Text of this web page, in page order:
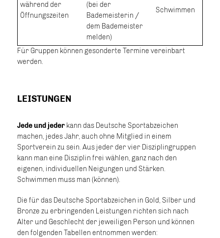
während der
Öffnungszeiten
(bei der
Bademeisterin /
dem Bademeister
melden)
Schwimmen
Für Gruppen können gesonderte Termine vereinbart
werden.
LEISTUNGEN
Jede und jeder kann das Deutsche Sportabzeichen
machen, jedes Jahr, auch ohne Mitglied in einem
Sportverein zu sein. Aus jeder der vier Disziplingruppen
kann man eine Disziplin frei wählen, ganz nach den
eigenen, individuellen Neigungen und Stärken.
Schwimmen muss man (können).
Die für das Deutsche Sportabzeichen in Gold, Silber und
Bronze zu erbringenden Leistungen richten sich nach
Alter und Geschlecht der jeweiligen Person und können
den folgenden Tabellen entnommen werden: